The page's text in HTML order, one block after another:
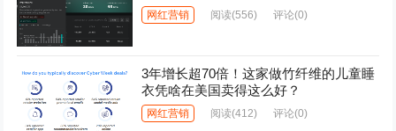
网红营销 阅读(556) 评论(0)
3年增长超70倍！这家做竹纤维的儿童睡
衣凭啥在美国卖得这么好？
网红营销 阅读(412) 评论(0)